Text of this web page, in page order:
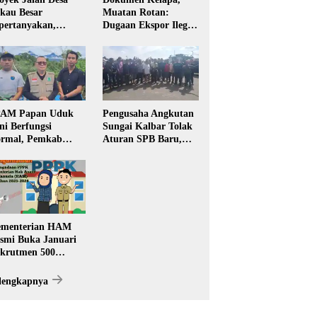
Besar
Transparansi
Muatan Rotan:
Dugaan Ekspor Ilegal
Publik Kalbar
Papan Uduk
Berfungsi
Pemkab
Air Bersih
ke Rumah
Pengusaha Angkutan
Sungai Kalbar Tolak
Aturan SPB Baru,
HAM
Buka Januari
500